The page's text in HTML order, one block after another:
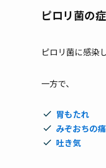
ピロリ菌の
ピロリ菌に感染
一方で、
胃もたれ
みぞおちの
吐き気